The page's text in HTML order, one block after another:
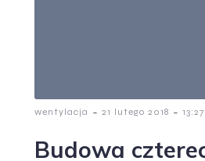
wentylacja - 21 lutego 2018 - 13:27
Budowa